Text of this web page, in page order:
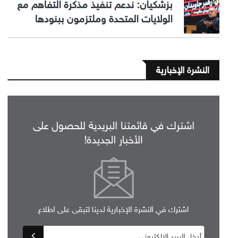
بزشكيان: ندعم تنفيذ مذكرة التفاهم مع
الولايات المتحدة وملتزمون ببنودها
النشرة الإخبارية
اشترك في قائمتنا البريدية للحصول على
الأخبار الجديدة!
اشترك في النشرة الإخبارية لدينا لتبقى على اطلاع